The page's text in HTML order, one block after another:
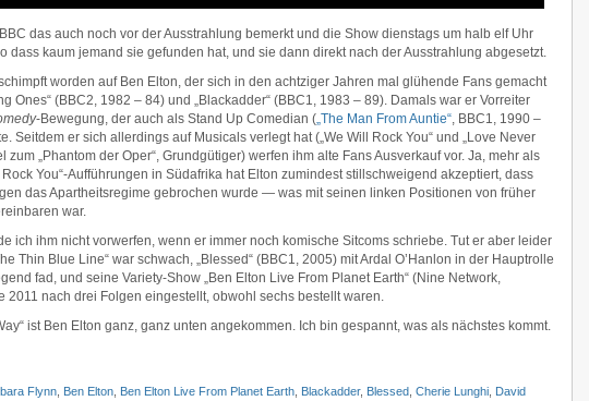
das auch noch vor der Ausstrahlung bemerkt und die Show dienstags um halb elf Uhr
dass kaum jemand sie gefunden hat, und sie dann direkt nach der Ausstrahlung abgesetzt.
worden auf Ben Elton, der sich in den achtziger Jahren mal glühende Fans gemacht
Ones“ (BBC2, 1982 – 84) und „Blackadder“ (BBC1, 1983 – 89). Damals war er Vorreiter
-Bewegung, der auch als Stand Up Comedian („The Man From Auntie“, BBC1, 1990 –
Seitdem er sich allerdings auf Musicals verlegt hat („We Will Rock You“ und „Love Never
zum „Phantom der Oper“, Grundgütiger) werfen ihm alte Fans Ausverkauf vor. Ja, mehr als
Rock You“-Aufführungen in Südafrika hat Elton zumindest stillschweigend akzeptiert, dass
das Apartheitsregime gebrochen wurde — was mit seinen linken Positionen von früher
war.
ich ihm nicht vorwerfen, wenn er immer noch komische Sitcoms schriebe. Tut er aber leider
Thin Blue Line“ war schwach, „Blessed“ (BBC1, 2005) mit Ardal O’Hanlon in der Hauptrolle
fad, und seine Variety-Show „Ben Elton Live From Planet Earth“ (Nine Network,
2011 nach drei Folgen eingestellt, obwohl sechs bestellt waren.
ist Ben Elton ganz, ganz unten angekommen. Ich bin gespannt, was als nächstes kommt.
Flynn Ben Elton Ben Elton Live From Planet Earth Blackadder, Blessed Cherie Lunghi David